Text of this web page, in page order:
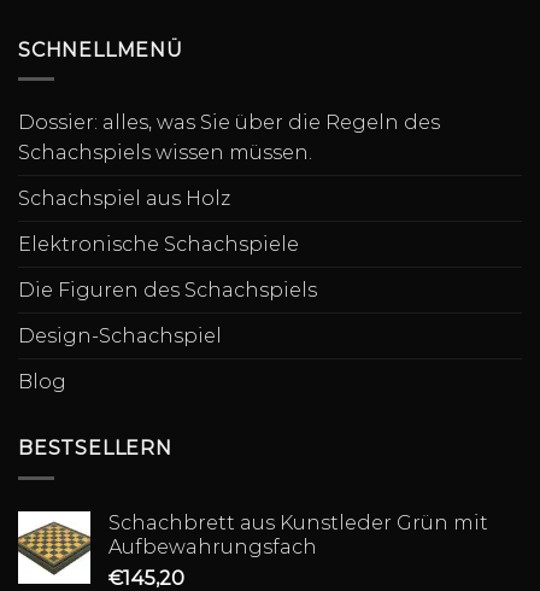
SCHNELLMENÜ
Dossier: alles, was Sie über die Regeln des
Schachspiels wissen müssen.
Schachspiel aus Holz
Elektronische Schachspiele
Die Figuren des Schachspiels
Design-Schachspiel
Blog
BESTSELLERN
Schachbrett aus Kunstleder Grün mit
Aufbewahrungsfach
€145,20